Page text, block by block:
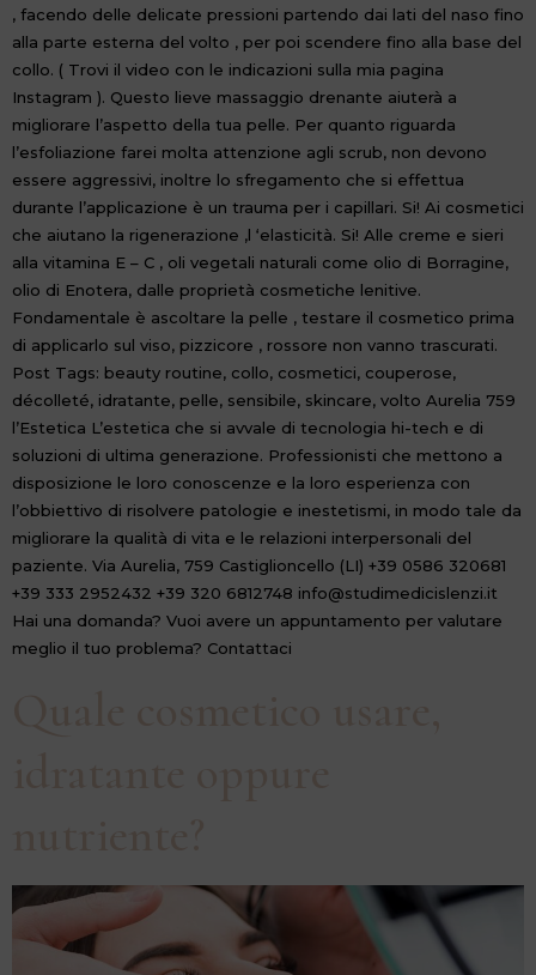
, facendo delle delicate pressioni partendo dai lati del naso fino
alla parte esterna del volto , per poi scendere fino alla base del
collo. ( Trovi il video con le indicazioni sulla mia pagina
Instagram ). Questo lieve massaggio drenante aiuterà a
migliorare l’aspetto della tua pelle. Per quanto riguarda
l’esfoliazione farei molta attenzione agli scrub, non devono
essere aggressivi, inoltre lo sfregamento che si effettua
durante l’applicazione è un trauma per i capillari. Si! Ai cosmetici
che aiutano la rigenerazione ,l ‘elasticità. Si! Alle creme e sieri
alla vitamina E – C , oli vegetali naturali come olio di Borragine,
olio di Enotera, dalle proprietà cosmetiche lenitive.
Fondamentale è ascoltare la pelle , testare il cosmetico prima
di applicarlo sul viso, pizzicore , rossore non vanno trascurati.
Post Tags: beauty routine, collo, cosmetici, couperose,
décolleté, idratante, pelle, sensibile, skincare, volto Aurelia 759
l’Estetica L’estetica che si avvale di tecnologia hi-tech e di
soluzioni di ultima generazione. Professionisti che mettono a
disposizione le loro conoscenze e la loro esperienza con
l’obbiettivo di risolvere patologie e inestetismi, in modo tale da
migliorare la qualità di vita e le relazioni interpersonali del
paziente. Via Aurelia, 759 Castiglioncello (LI) +39 0586 320681
+39 333 2952432 +39 320 6812748 info@studimedicislenzi.it
Hai una domanda? Vuoi avere un appuntamento per valutare
meglio il tuo problema? Contattaci